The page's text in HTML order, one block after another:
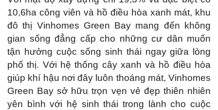
10,6ha công viên và hồ điều hòa xanh mát, khu
đô thị Vinhomes Green Bay mang đến không
gian sống đẳng cấp cho những cư dân muốn
tận hưởng cuộc sống sinh thái ngay giữa lòng
phố thị. Với hệ thống cây xanh và hồ điều hòa
giúp khí hậu nơi đây luôn thoáng mát, Vinhomes
Green Bay sở hữu trọn vẹn vẻ đẹp thiên nhiên
yên bình với hệ sinh thái trong lành cho cuộc